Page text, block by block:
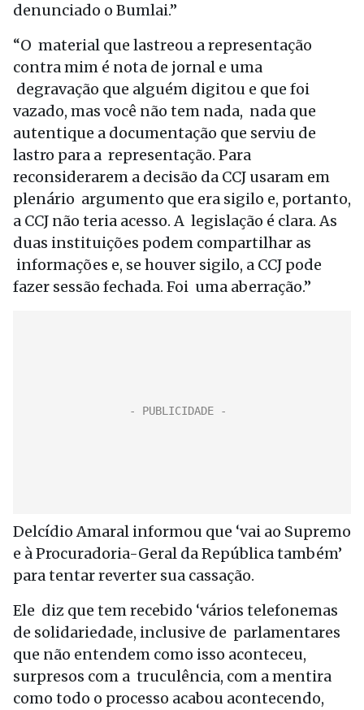
denunciado o Bumlai.”
“O material que lastreou a representação
contra mim é nota de jornal e uma
degravação que alguém digitou e que foi
vazado, mas você não tem nada, nada que
autentique a documentação que serviu de
lastro para a representação. Para
reconsiderarem a decisão da CCJ usaram em
plenário argumento que era sigilo e, portanto,
a CCJ não teria acesso. A legislação é clara. As
duas instituições podem compartilhar as
informações e, se houver sigilo, a CCJ pode
fazer sessão fechada. Foi uma aberração.”
Delcídio Amaral informou que ‘vai ao Supremo
e à Procuradoria-Geral da República também’
para tentar reverter sua cassação.
Ele diz que tem recebido ‘vários telefonemas
de solidariedade, inclusive de parlamentares
que não entendem como isso aconteceu,
surpresos com a truculência, com a mentira
como todo o processo acabou acontecendo,